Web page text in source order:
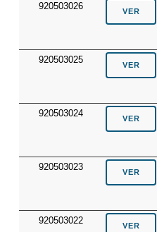
920503026
920503025
920503024
920503023
920503022